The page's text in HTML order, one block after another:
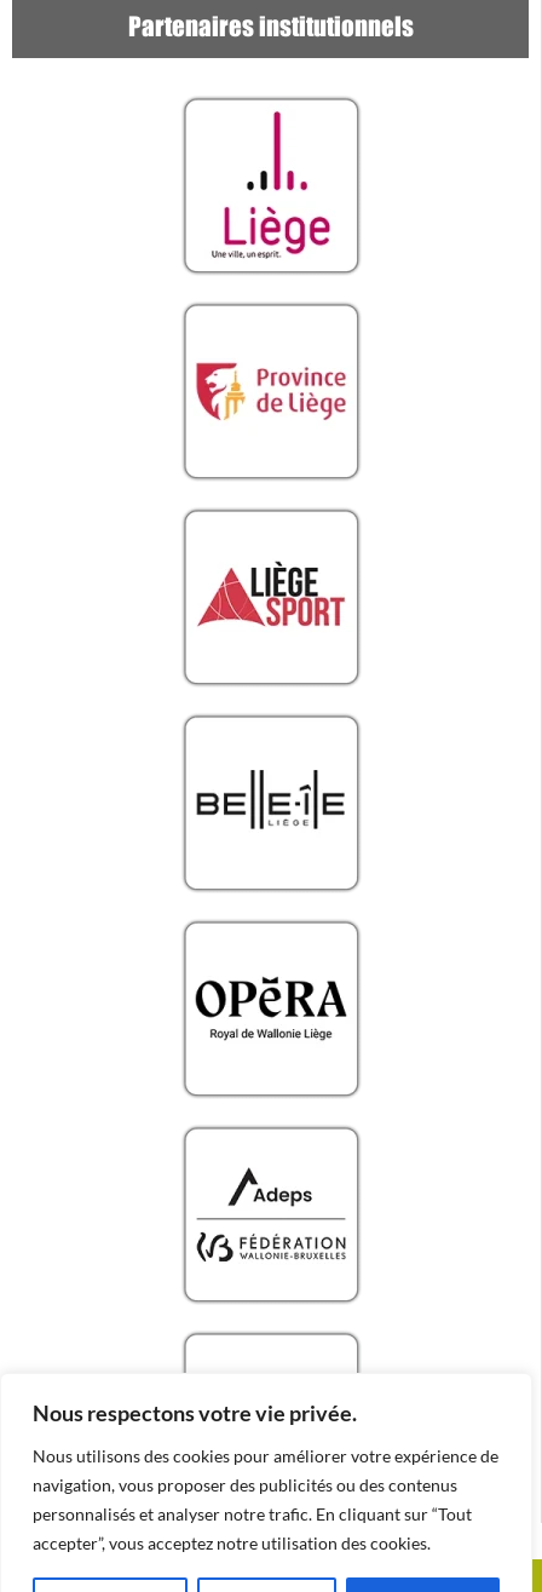
Nous respectons votre vie privée.
Nous utilisons des cookies pour améliorer votre expérience de
navigation, vous proposer des publicités ou des contenus
personnalisés et analyser notre trafic. En cliquant sur “Tout
accepter”, vous acceptez notre utilisation des cookies.
Partenaires institutionnels